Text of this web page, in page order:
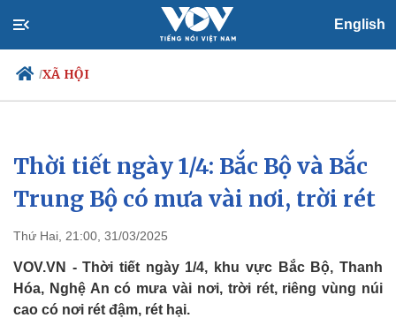
English
/XÃ HỘI
Chính trị
Đảng
Tổ chức nhân sự
Nhận diện sự thật
Xã hội
Tin 24h
Dự báo thời tiết
Việc làm
Biển đảo
Thời tiết ngày 1/4: Bắc Bộ và Bắc
Trung Bộ có mưa vài nơi, trời rét
Thứ Hai, 21:00, 31/03/2025
VOV.VN - Thời tiết ngày 1/4, khu vực Bắc Bộ, Thanh
Hóa, Nghệ An có mưa vài nơi, trời rét, riêng vùng núi
cao có nơi rét đậm, rét hại.